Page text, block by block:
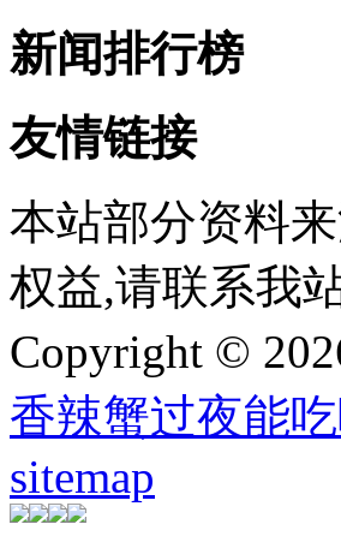
新闻排行榜
友情链接
本站部分资料
权益,请联系我
Copyright ©
香辣蟹过夜能
sitemap